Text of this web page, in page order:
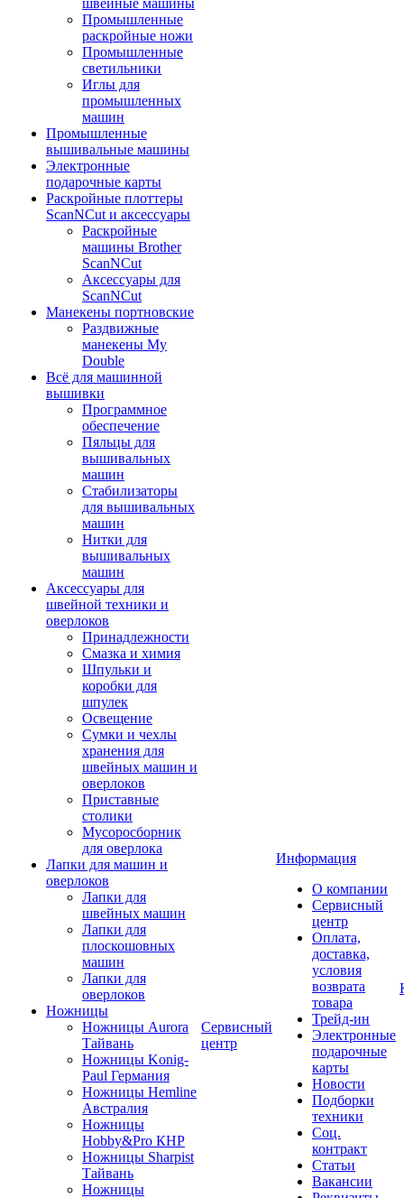
швейные машины
Промышленные
раскройные ножи
Промышленные
светильники
Иглы для
промышленных
машин
Промышленные
вышивальные машины
Электронные
подарочные карты
Раскройные плоттеры
ScanNCut и аксессуары
Раскройные
машины Brother
ScanNCut
Аксессуары для
ScanNCut
Манекены портновские
Раздвижные
манекены My
Double
Всё для машинной
вышивки
Программное
обеспечение
Пяльцы для
вышивальных
машин
Стабилизаторы
для вышивальных
машин
Нитки для
вышивальных
машин
Аксессуары для
швейной техники и
оверлоков
Принадлежности
Смазка и химия
Шпульки и
коробки для
шпулек
Освещение
Сумки и чехлы
хранения для
швейных машин и
оверлоков
Приставные
столики
Мусоросборник
для оверлока
Лапки для машин и
оверлоков
Лапки для
швейных машин
Лапки для
плоскошовных
машин
Лапки для
оверлоков
Ножницы
Ножницы Aurora
Тайвань
Ножницы Konig-
Paul Германия
Ножницы Hemline
Австралия
Ножницы
Hobby&Pro КНР
Ножницы Sharpist
Тайвань
Ножницы
Сервисный
центр
Информация
О компании
Сервисный
центр
Оплата,
доставка,
условия
возврата
товара
Трейд-ин
Электронные
подарочные
карты
Новости
Подборки
техники
Соц.
контракт
Статьи
Вакансии